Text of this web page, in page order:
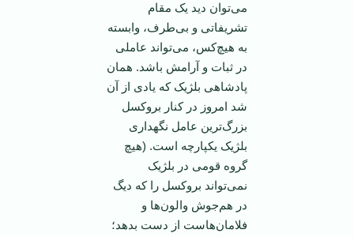
می‌توان دید یک مقام
تشریفاتی و بی‌طرف، وابسته
به هیچ‌کس، می‌تواند عاملی
در ثبات و آرامش باشد. همان
پادشاهی بلژیک که یادی از آن
شد امروز در کنار بروکسل
بزرگ‌ترین عامل نگهداری
بلژیک یکپارچه است. (هیچ
گروه قومی در بلژیک
نمی‌تواند بروکسل را که دیگ
در هم‌جوش والون‌ها و
فلامان‌هاست از دست بدهد؛